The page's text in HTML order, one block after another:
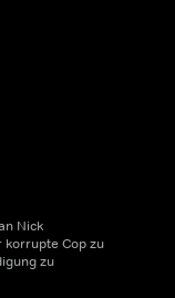
Nick
Cop zu
zu